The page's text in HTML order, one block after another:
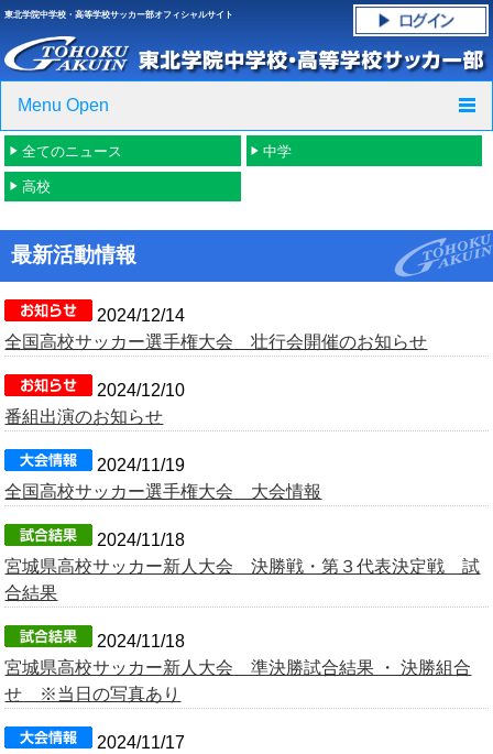
東北学院中学校・高等学校サッカー部オフィシャルサイト
Menu Open
TOP
全てのニュース 中学
高校
最新活動情報
2024/12/14
全国高校サッカー選手権大会 壮行会開催のお知らせ
2024/12/10
番組出演のお知らせ
2024/11/19
全国高校サッカー選手権大会 大会情報
2024/11/18
宮城県高校サッカー新人大会 決勝戦・第３代表決定戦 試
合結果
2024/11/18
宮城県高校サッカー新人大会 準決勝試合結果 ・ 決勝組合
せ ※当日の写真あり
2024/11/17